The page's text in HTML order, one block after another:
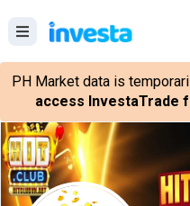
PH Market data is
access InvestaTrade